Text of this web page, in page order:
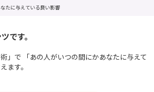
たに与えている良い影響
です。
」で 「あの人がいつの間にかあなたに与えて
ます。